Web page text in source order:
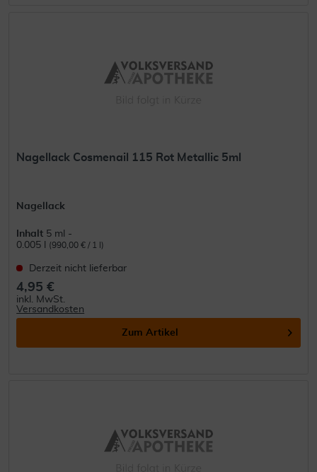
Nagellack Cosmenail 115 Rot Metallic 5ml
Nagellack
Inhalt 5 ml -
0.005 l
(990,00 € / 1 l)
Derzeit nicht lieferbar
4,95 €
inkl. MwSt.
Versandkosten
Zum Artikel